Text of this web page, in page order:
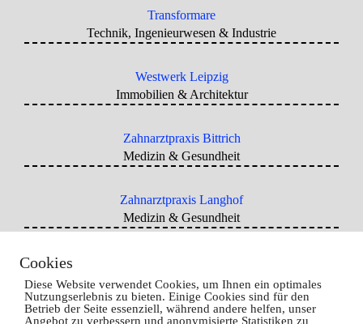
Transformare
Technik, Ingenieurwesen & Industrie
Westwerk Leipzig
Immobilien & Architektur
Zahnarztpraxis Bittrich
Medizin & Gesundheit
Zahnarztpraxis Langhof
Medizin & Gesundheit
Cookies
Diese Website verwendet Cookies, um Ihnen ein optimales
Nutzungserlebnis zu bieten. Einige Cookies sind für den
Betrieb der Seite essenziell, während andere helfen, unser
Angebot zu verbessern und anonymisierte Statistiken zu